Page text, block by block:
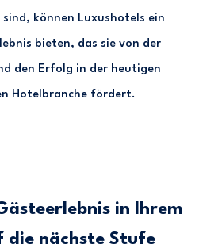
können Luxushotels ein
bieten, das sie von der
den Erfolg in der heutigen
Hotelbranche fördert.
in Ihrem
die nächste Stufe